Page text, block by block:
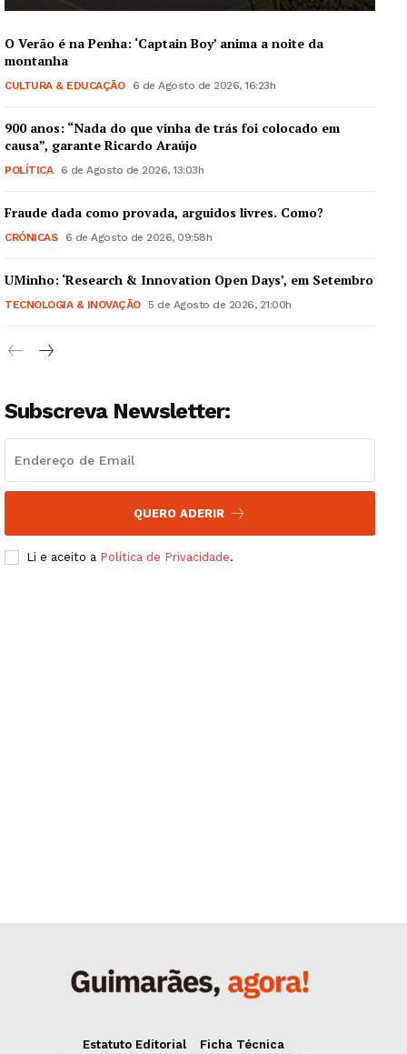
O Verão é na Penha: ‘Captain Boy’ anima a noite da
montanha
CULTURA & EDUCAÇÃO 6 de Agosto de 2026, 16:23h
900 anos: “Nada do que vinha de trás foi colocado em
causa”, garante Ricardo Araújo
POLÍTICA 6 de Agosto de 2026, 13:03h
Fraude dada como provada, arguidos livres. Como?
CRÓNICAS 6 de Agosto de 2026, 09:58h
UMinho: ‘Research & Innovation Open Days’, em Setembro
TECNOLOGIA & INOVAÇÃO 5 de Agosto de 2026, 21:00h
Subscreva Newsletter:
QUERO ADERIR
Li e aceito a Política de Privacidade.
Estatuto Editorial
Ficha Técnica